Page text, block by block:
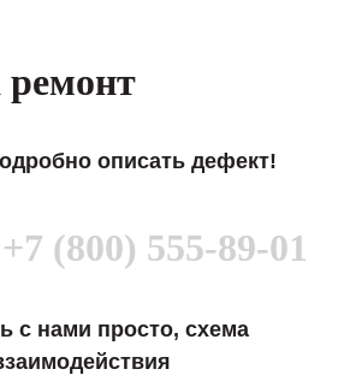
ремонт
описать дефект!
+7 (800) 555-89-01
с нами просто, схема